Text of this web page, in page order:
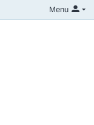
Menu